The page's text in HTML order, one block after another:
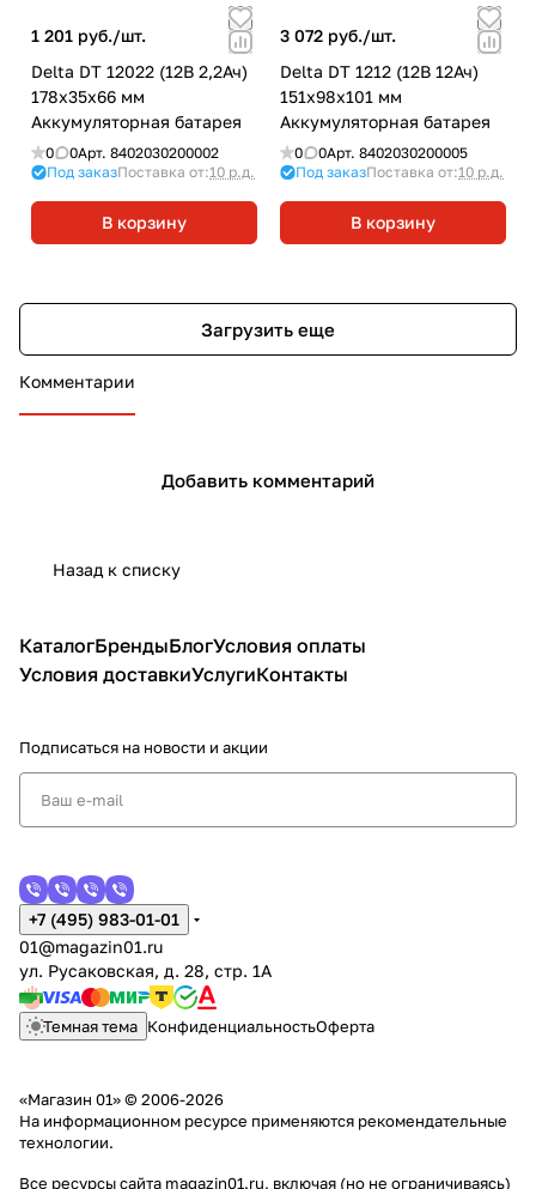
1 201 руб./шт.
Delta DT 12022 (12В 2,2Ач)
178х35х66 мм
Аккумуляторная батарея
0 0Арт. 8402030200002
Под заказПоставка от:10 р.д.
В корзину
3 072 руб./шт.
Delta DT 1212 (12В 12Ач)
151х98х101 мм
Аккумуляторная батарея
0 0Арт. 8402030200005
Под заказПоставка от:10 р.д.
В корзину
Загрузить еще
Комментарии
Добавить комментарий
Назад к списку
КаталогБрендыБлогУсловия оплаты
Условия доставкиУслугиКонтакты
Подписаться на новости и акции
+7 (495) 983-01-01
01@magazin01.ru
ул. Русаковская, д. 28, стр. 1А
Темная тема КонфиденциальностьОферта
«Магазин 01» © 2006-2026
На информационном ресурсе применяются рекомендательные
технологии.
Все ресурсы сайта magazin01.ru, включая (но не ограничиваясь)